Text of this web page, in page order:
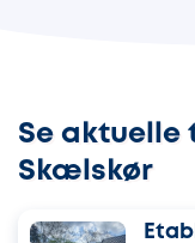
Se aktuelle
Skælskør